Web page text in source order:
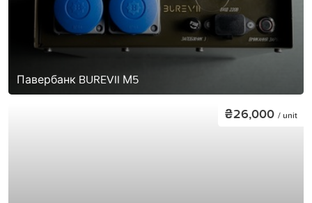
Павербанк BUREVII М5
₴26,000 / unit